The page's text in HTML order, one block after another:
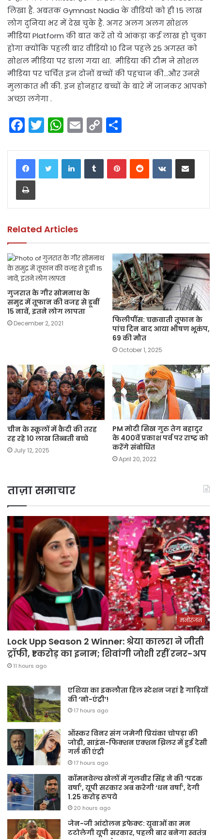
लिखा है. अबतक Gymnast Nadia के वीडियो को ही 15 लाख
लोग दुनिया भर में देख चुके हैं. अगर अलग अलग सोशल
मीडिया Platform की बात करें तो ये आंकड़ा कई लाख हो चुका
होगा क्योंकि पहली बार वीडियो 10 दिन पहले 25 अगस्त को
सोशल मीडिया पर डाला गया था. मीडिया की टीम ने सोशल
मीडिया पर चर्चित इन दोनों बच्चों की पहचान की…और उनसे
मुलाकात भी की. इन होनहार बच्चों के बारे में जानकर आपको
अच्छा लगेगा .
F
c
e
b
o
k
T
itt
er
W
a
ts
p
E
ai
l
C
p
y
n
ar
e
LinkedInTumblrPinterestReddit VKontakteShare via Email
Print
Related Articles
गुजरात के गीर सोमनाथ के
समुद्र में तूफान की वजह से डूबीं
15 नावें, इतने लोग लापता
December 2, 2021
फिलीपींस: चक्रवाती तूफान के
पांच दिन बाद आया भीषण भूकंप,
69 की मौत
October 1, 2025
चीन के स्कूलों में कैदी की तरह
रह रहे 10 लाख तिब्बती बच्चे
July 12, 2025
PM मोदी सिख गुरु तेग बहादुर
के 400वें प्रकाश पर्व पर राष्ट्र को
करेंगे संबोधित
April 20, 2022
ताज़ा समाचार
मनोरंजन
Lock Upp Season 2 Winner: श्रेया कालरा ने जीती
ट्रॉफी, ₹1 करोड़ का इनाम; शिवांगी जोशी रहीं रनर-अप
11 hours ago
एशिया का इकलौता हिल स्टेशन जहां है गाड़ियों
की ‘नो-एंट्री’!
17 hours ago
ऑस्कर विनर संग जमेगी प्रियंका चोपड़ा की
जोड़ी, साइंस-फिक्शन एक्शन थ्रिलर में हुई देसी
गर्ल की एंट्री
17 hours ago
कॉमनवेल्थ खेलों में गुलवीर सिंह ने की ‘पदक
वर्षा’, यूपी सरकार अब करेगी ‘धन वर्षा’, देगी
1.25 करोड़ रुपये
20 hours ago
जेन-जी आंदोलन इफेक्ट: युवाओं का मन
टटोलेगी यूपी सरकार, पहली बार बनेगा स्वतंत्र